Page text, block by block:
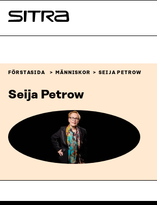
Skip to
content
Sitra
FÖRSTASIDA MÄNNISKOR SEIJA PETROW
Seija Petrow